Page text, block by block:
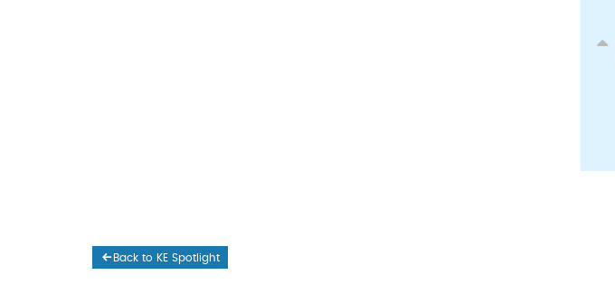
Back to KE Spotlight